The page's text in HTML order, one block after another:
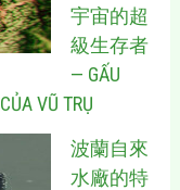
宇宙的超
級生存者
— GẤU
VŨ TRỤ
波蘭自來
水廠的特